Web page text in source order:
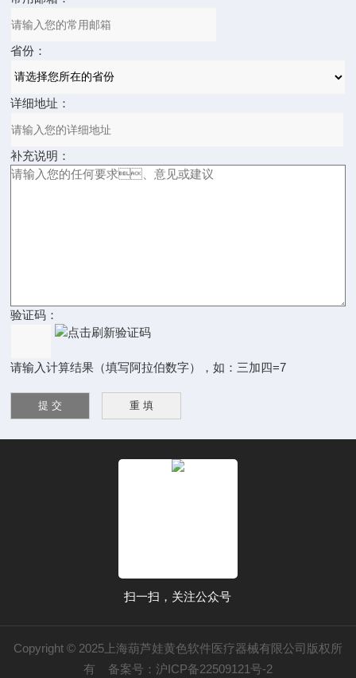
省份：
详细地址：
补充说明：
验证码：
请输入计算结果（填写阿拉伯数字），如：三加四=7
扫一扫，关注公众号
Copyright © 2025上海葫芦娃黄色软件医疗器械有限公司版权所
有 备案号：沪ICP备22509121号-2